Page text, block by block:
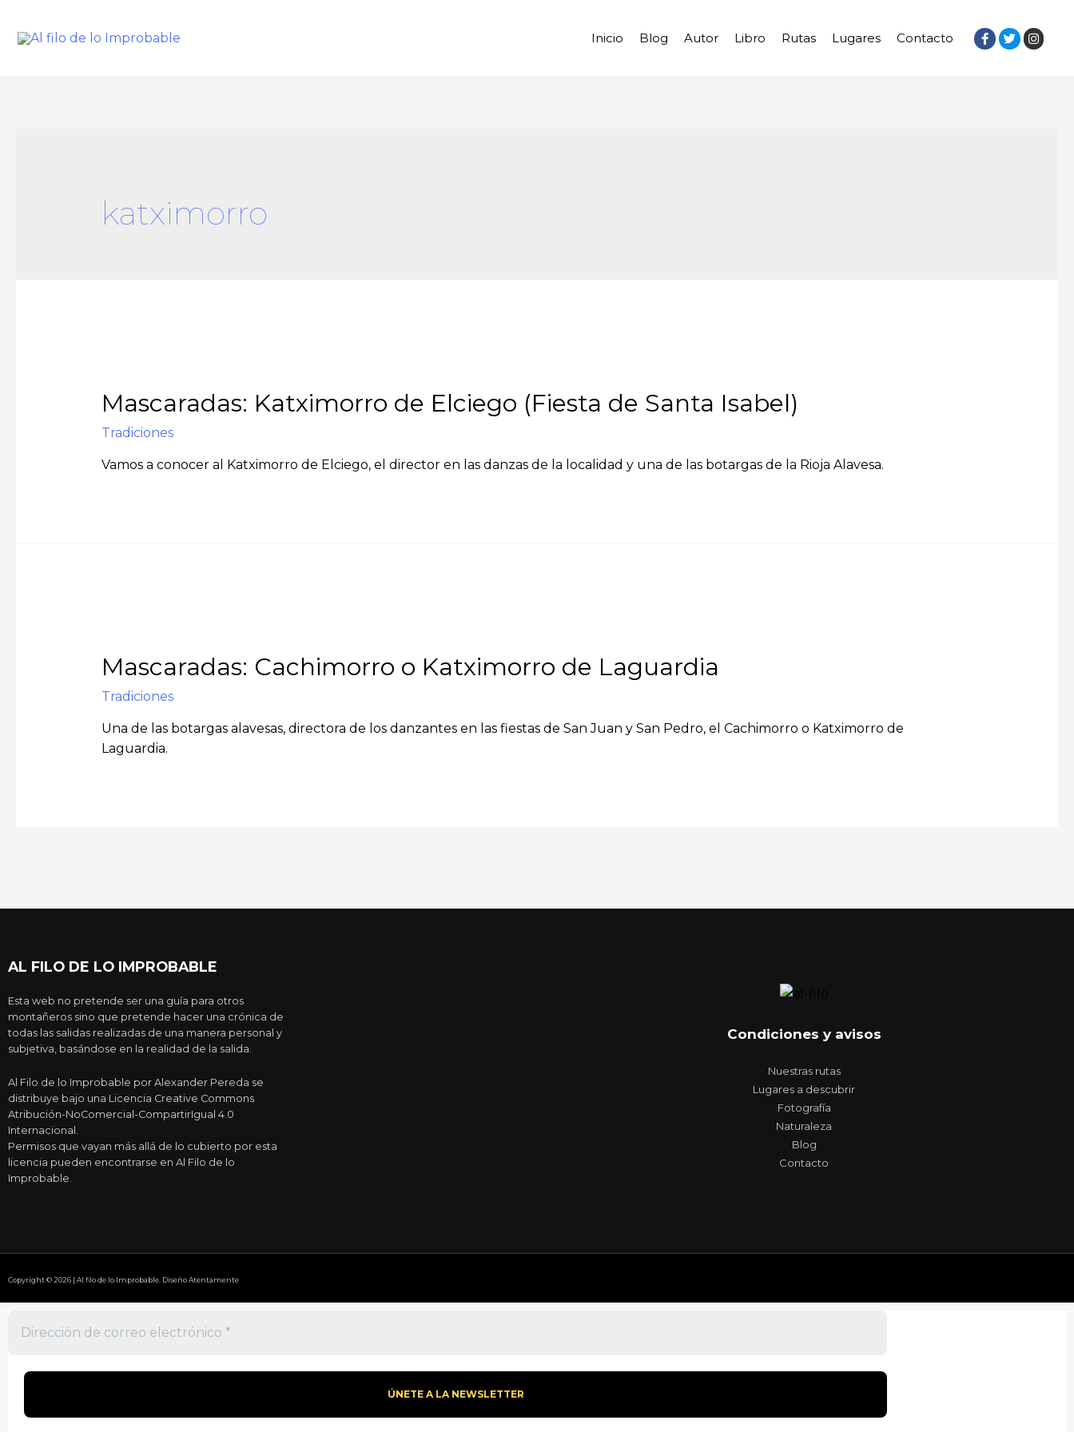
Inicio Blog Autor Libro Rutas Lugares Contacto
katximorro
Mascaradas: Katximorro de Elciego (Fiesta de Santa Isabel)
Tradiciones
Vamos a conocer al Katximorro de Elciego, el director en las danzas de la localidad y una de las botargas de la Rioja Alavesa.
Mascaradas: Cachimorro o Katximorro de Laguardia
Tradiciones
Una de las botargas alavesas, directora de los danzantes en las fiestas de San Juan y San Pedro, el Cachimorro o Katximorro de
Laguardia.
AL FILO DE LO IMPROBABLE
Esta web no pretende ser una guía para otros
montañeros sino que pretende hacer una crónica de
todas las salidas realizadas de una manera personal y
subjetiva, basándose en la realidad de la salida.
Al Filo de lo Improbable por Alexander Pereda se
distribuye bajo una Licencia Creative Commons
Atribución-NoComercial-CompartirIgual 4.0
Internacional.
Permisos que vayan más allá de lo cubierto por esta
licencia pueden encontrarse en Al Filo de lo
Improbable.
Condiciones y avisos
Nuestras rutas
Lugares a descubrir
Fotografía
Naturaleza
Blog
Contacto
Copyright © 2026 | Al filo de lo Improbable. Diseño Atentamente